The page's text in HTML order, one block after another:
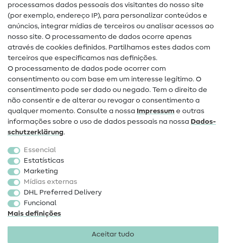
Guias de costura
Ajuda e contacto
Contacto
Mudança de proprietário
Perguntas frequentes (FAQ)
Direito de cancelamento
Popular
Tecidos
Acessórios de costura
Promoção
processamos dados pessoais dos visitantes do nosso site
(por exemplo, endereço IP), para personalizar conteúdos e
anúncios, integrar mídias de terceiros ou analisar acessos ao
nosso site. O processamento de dados ocorre apenas
através de cookies definidos. Partilhamos estes dados com
terceiros que especificamos nas definições.
O processamento de dados pode ocorrer com
consentimento ou com base em um interesse legítimo. O
consentimento pode ser dado ou negado. Tem o direito de
não consentir e de alterar ou revogar o consentimento a
qualquer momento. Consulte a nossa Impressum e outras
informações sobre o uso de dados pessoais na nossa Dados­
schutz­erklärung.
Essencial
Estatísticas
Marketing
Mídias externas
DHL Preferred Delivery
Funcional
Mais definições
Aceitar tudo